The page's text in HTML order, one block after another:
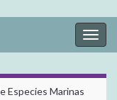
la
Especies Marinas